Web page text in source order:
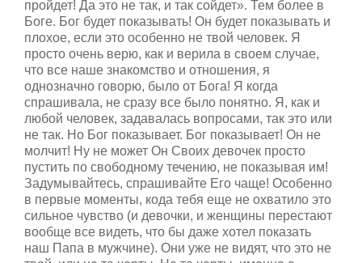
пройдет! Да это не так, и так сойдет». Тем более в
Боге. Бог будет показывать! Он будет показывать и
плохое, если это особенно не твой человек. Я
просто очень верю, как и верила в своем случае,
что все наше знакомство и отношения, я
однозначно говорю, было от Бога! Я когда
спрашивала, не сразу все было понятно. Я, как и
любой человек, задавалась вопросами, так это или
не так. Но Бог показывает. Бог показывает! Он не
молчит! Ну не может Он Своих девочек просто
пустить по свободному течению, не показывая им!
Задумывайтесь, спрашивайте Его чаще! Особенно
в первые моменты, кода тебя еще не охватило это
сильное чувство (и девочки, и женщины перестают
вообще все видеть, что бы даже хотел показать
наш Папа в мужчине). Они уже не видят, что это не